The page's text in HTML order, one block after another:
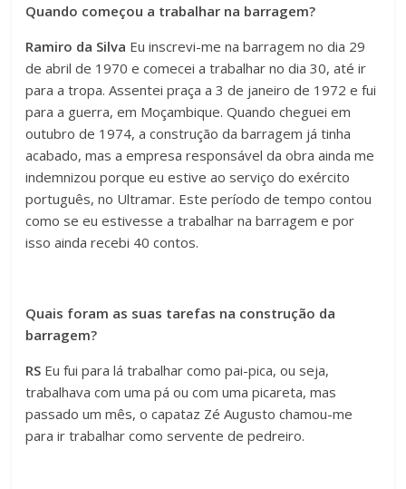
Quando começou a trabalhar na barragem?
Ramiro da Silva Eu inscrevi-me na barragem no dia 29
de abril de 1970 e comecei a trabalhar no dia 30, até ir
para a tropa. Assentei praça a 3 de janeiro de 1972 e fui
para a guerra, em Moçambique. Quando cheguei em
outubro de 1974, a construção da barragem já tinha
acabado, mas a empresa responsável da obra ainda me
indemnizou porque eu estive ao serviço do exército
português, no Ultramar. Este período de tempo contou
como se eu estivesse a trabalhar na barragem e por
isso ainda recebi 40 contos.
Quais foram as suas tarefas na construção da
barragem?
RS Eu fui para lá trabalhar como pai-pica, ou seja,
trabalhava com uma pá ou com uma picareta, mas
passado um mês, o capataz Zé Augusto chamou-me
para ir trabalhar como servente de pedreiro.